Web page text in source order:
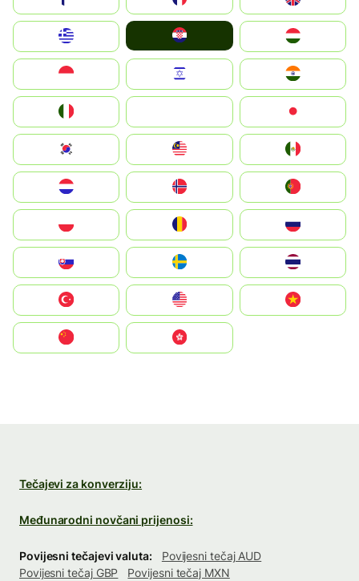
Magyarország
South Korea
United States
中國香港特別行政區
Tečajevi za konverziju:
Međunarodni novčani prijenosi:
Povijesni tečajevi valuta:
Povijesni tečaj AUD
Povijesni tečaj GBP
Povijesni tečaj MXN